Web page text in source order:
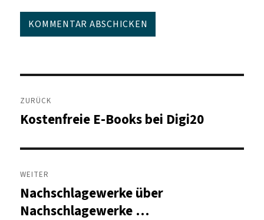
Beitragsnavigation
ZURÜCK
Vorheriger
Kostenfreie E-Books bei Digi20
WEITER
Nächster
Beitrag:
Nachschlagewerke über
Nachschlagewerke …